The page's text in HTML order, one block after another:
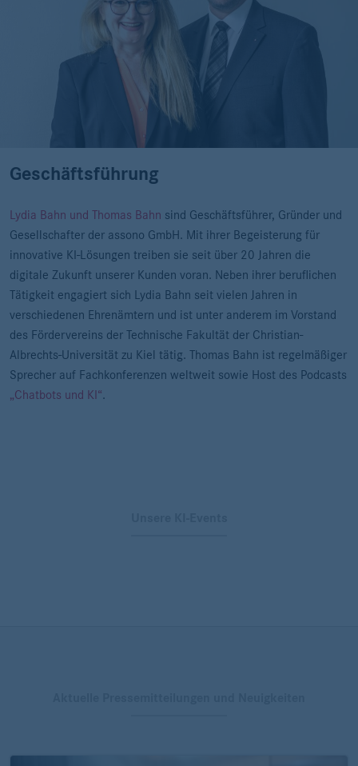
Geschäftsführung
Lydia Bahn und Thomas Bahn sind Geschäftsführer, Gründer und
Gesellschafter der assono GmbH. Mit ihrer Begeisterung für
innovative KI-Lösungen treiben sie seit über 20 Jahren die
digitale Zukunft unserer Kunden voran. Neben ihrer beruflichen
Tätigkeit engagiert sich Lydia Bahn seit vielen Jahren in
verschiedenen Ehrenämtern und ist unter anderem im Vorstand
des Fördervereins der Technische Fakultät der Christian-
Albrechts-Universität zu Kiel tätig. Thomas Bahn ist regelmäßiger
Sprecher auf Fachkonferenzen weltweit sowie Host des Podcasts
„Chatbots und KI“.